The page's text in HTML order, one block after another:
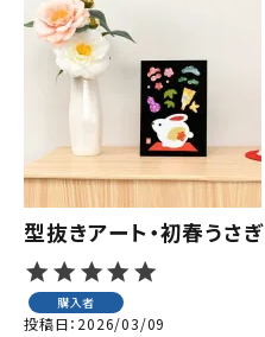
型抜きアート・初春うさぎ
購入者
投稿日 2026/03/09